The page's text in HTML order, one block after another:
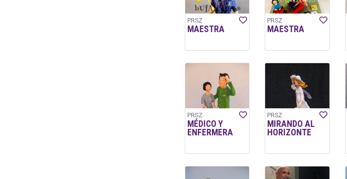
PRSZ
MAESTRA
PRSZ
MAESTRA
PRSZ
MÉDICO Y
ENFERMERA
PRSZ
MIRANDO AL
HORIZONTE